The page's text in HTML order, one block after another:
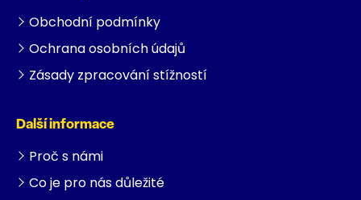
Obchodní podmínky
Ochrana osobních údajů
Zásady zpracování stížností
Další informace
Proč s námi
Co je pro nás důležité